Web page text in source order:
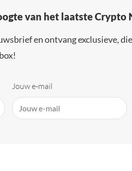
van het laatste Crypto
en ontvang exclusieve,
Jouw e-mail